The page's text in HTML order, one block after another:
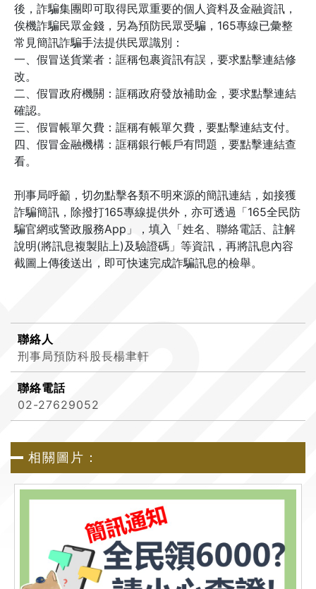
後，詐騙集團即可取得民眾重要的個人資料及金融資訊，
俟機詐騙民眾金錢，另為預防民眾受騙，165專線已彙整
常見簡訊詐騙手法提供民眾識別：
一、假冒送貨業者：誆稱包裹資訊有誤，要求點擊連結修
改。
二、假冒政府機關：誆稱政府發放補助金，要求點擊連結
確認。
三、假冒帳單欠費：誆稱有帳單欠費，要點擊連結支付。
四、假冒金融機構：誆稱銀行帳戶有問題，要點擊連結查
看。
刑事局呼籲，切勿點擊各類不明來源的簡訊連結，如接獲
詐騙簡訊，除撥打165專線提供外，亦可透過「165全民防
騙官網或警政服務App」，填入「姓名、聯絡電話、註解
說明(將訊息複製貼上)及驗證碼」等資訊，再將訊息內容
截圖上傳後送出，即可快速完成詐騙訊息的檢舉。
聯絡人
刑事局預防科股長楊聿軒
聯絡電話
02-27629052
相關圖片：